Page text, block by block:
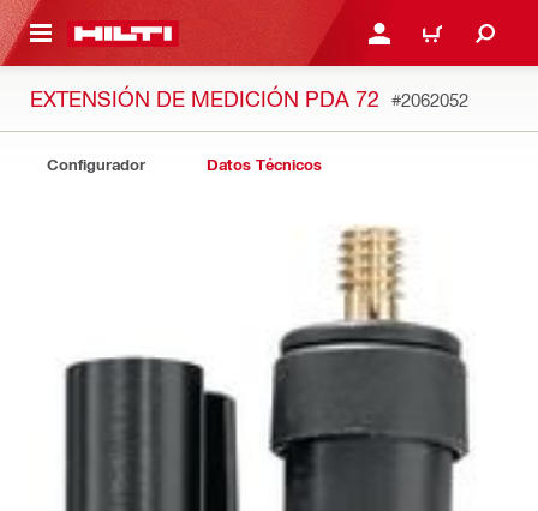
PRINCIPAL INICIE SESIÓN O
CARRITO
EXTENSIÓN DE MEDICIÓN PDA 72 #2062052
Configurador Datos Técnicos